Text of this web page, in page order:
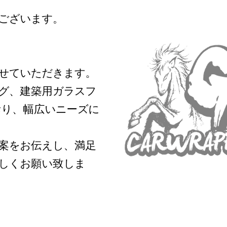
います。
いただきます。
、建築用ガラスフ
、幅広いニーズに
をお伝えし、満足
くお願い致しま